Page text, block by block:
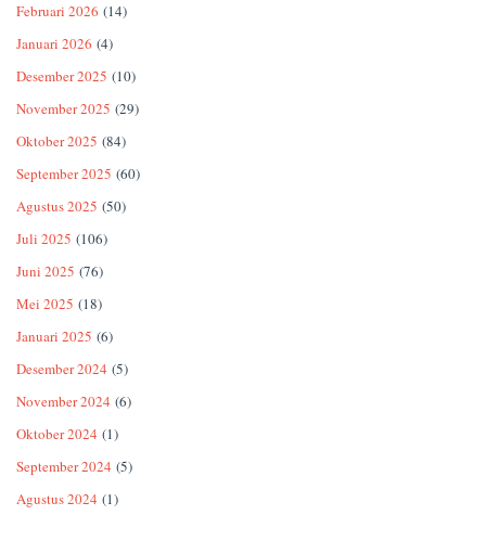
Februari 2026 (14)
Januari 2026 (4)
Desember 2025 (10)
November 2025 (29)
Oktober 2025 (84)
September 2025 (60)
Agustus 2025 (50)
Juli 2025 (106)
Juni 2025 (76)
Mei 2025 (18)
Januari 2025 (6)
Desember 2024 (5)
November 2024 (6)
Oktober 2024 (1)
September 2024 (5)
Agustus 2024 (1)